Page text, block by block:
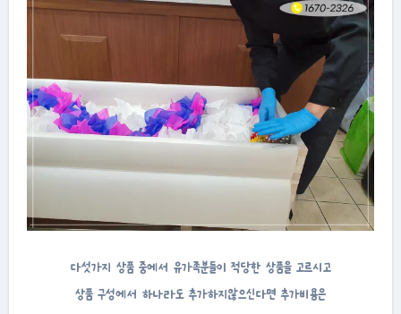
다섯가지 상품 중에서 유가족분들이 적당한 상품을 고르시고
상품 구성에서 하나라도 추가하지않으신다면 추가비용은